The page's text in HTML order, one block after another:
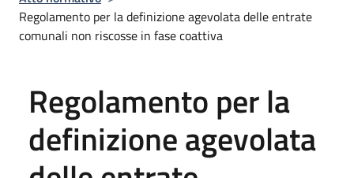
Regolamento per la definizione agevolata delle entrate
comunali non riscosse in fase coattiva
Regolamento per la
definizione agevolata